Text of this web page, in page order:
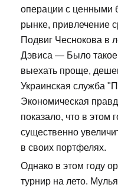
операции с ценными
рынке, привлечение
Подвиг Чеснокова в
Дэвиса — Было
выехать проще,
Украинская служба
Экономическая
показало, что в этом
существенно
в своих портфелях.
Однако в этом году
турнир на лето.